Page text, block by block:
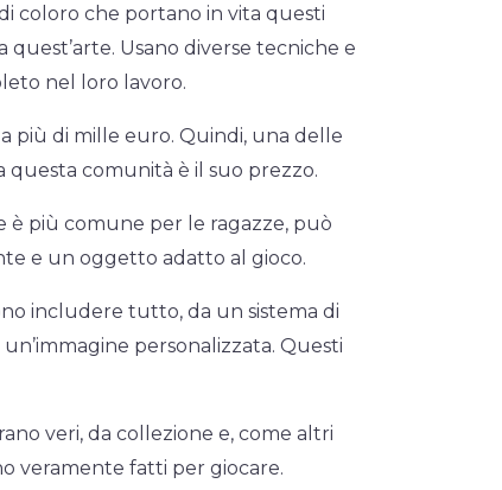
coloro che portano in vita questi
Usano diverse tecniche e
nel loro lavoro.
più di mille euro. Quindi, una delle
comunità è il suo prezzo.
è più comune per le ragazze, può
e un oggetto adatto al gioco.
includere tutto, da un sistema di
personalizzata. Questi
veri, da collezione e, come altri
veramente fatti per giocare.